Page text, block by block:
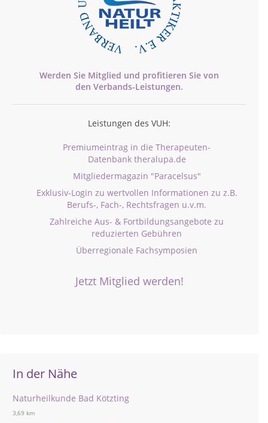
Werden Sie Mitglied und profitieren Sie von
den Verbands-Leistungen.
Leistungen des VUH:
Premiumeintrag in die Therapeuten-
Datenbank theralupa.de
Mitgliedermagazin "Paracelsus"
Exklusiv-Login zu wertvollen Informationen zu z.B.
Berufs-, Fach-, Rechtsfragen u.v.m.
Zahlreiche Aus- & Fortbildungsangebote zu
reduzierten Gebühren
Überregionale Fachsymposien
Jetzt Mitglied werden!
In der Nähe
Naturheilkunde Bad Kötzting
3,69 km